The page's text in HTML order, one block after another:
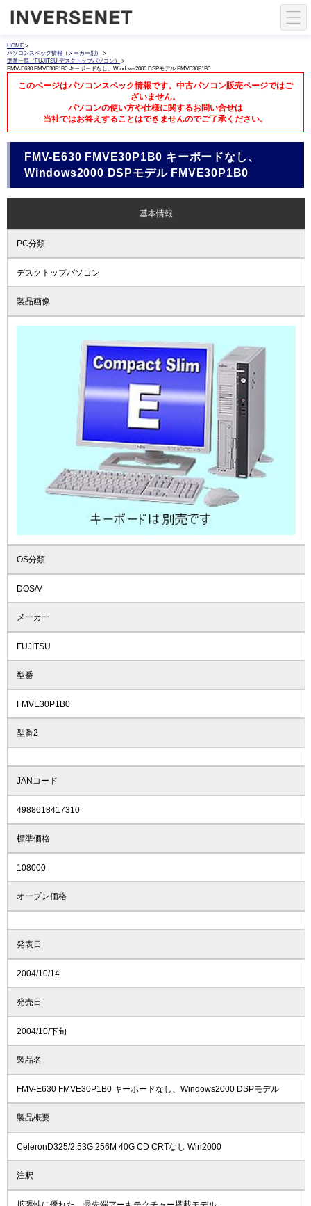
HOME >
パソコンスペック情報（メーカー別）
>
型番一覧（FUJITSU デスクトップパソコン）
>
FMV-E630 FMVE30P1B0 キーボードなし、Windows2000 DSPモデル FMVE30P1B0
このページはパソコンスペック情報です。中古パソコン販売ページではご
ざいません。
パソコンの使い方や仕様に関するお問い合せは
当社ではお答えすることはできませんのでご了承ください。
FMV-E630 FMVE30P1B0 キーボードなし、
Windows2000 DSPモデル FMVE30P1B0
基本情報
PC分類
デスクトップパソコン
製品画像
OS分類
DOS/V
メーカー
FUJITSU
型番
FMVE30P1B0
型番2
JANコード
4988618417310
標準価格
108000
オープン価格
発表日
2004/10/14
発売日
2004/10/下旬
製品名
FMV-E630 FMVE30P1B0 キーボードなし、Windows2000 DSPモデル
製品概要
CeleronD325/2.53G 256M 40G CD CRTなし Win2000
注釈